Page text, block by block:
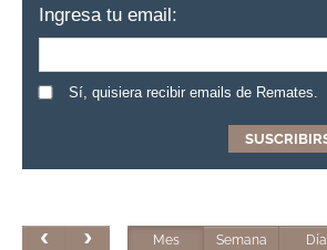
Ingresa tu email:
Sí, quisiera recibir emails de Remates.
Mes Semana Día